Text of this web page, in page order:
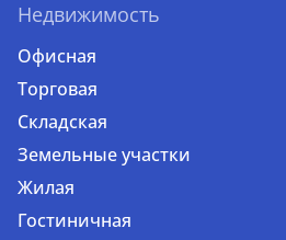
Недвижимость
Офисная
Торговая
Складская
Земельные участки
Жилая
Гостиничная